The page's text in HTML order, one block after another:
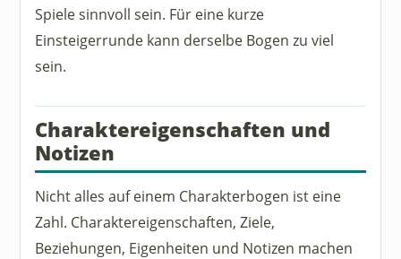
Spiele sinnvoll sein. Für eine kurze
Einsteigerrunde kann derselbe Bogen zu viel
sein.
Charaktereigenschaften und
Notizen
Nicht alles auf einem Charakterbogen ist eine
Zahl. Charaktereigenschaften, Ziele,
Beziehungen, Eigenheiten und Notizen machen